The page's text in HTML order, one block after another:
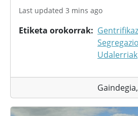
Last updated 3 mins ago
Etiketa orokorrak
Udalerriak
Gaindegia,